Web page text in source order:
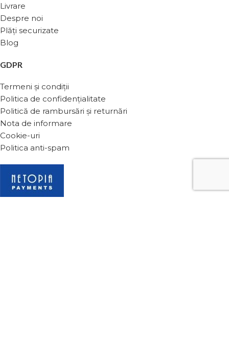
Livrare
Despre noi
Plăți securizate
Blog
GDPR
Termeni și condiții
Politica de confidențialitate
Politică de rambursări și returnări
Nota de informare
Cookie-uri
Politica anti-spam